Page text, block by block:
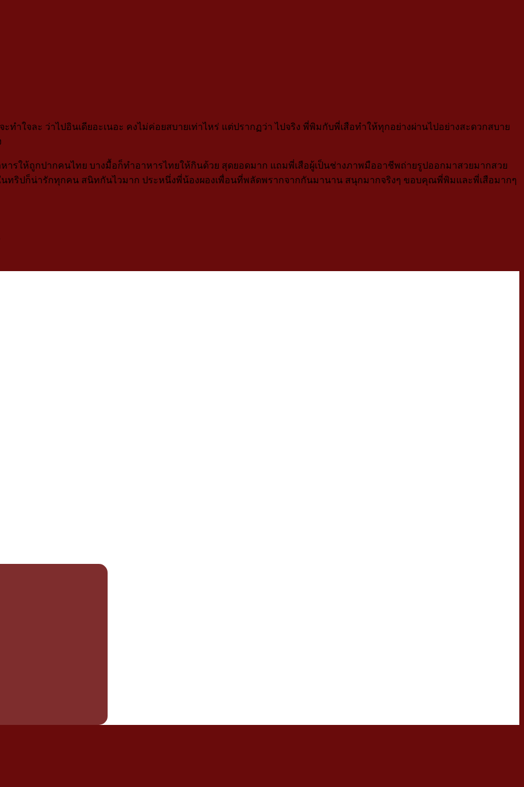
ทำใจละ ว่าไปอินเดียอะเนอะ คงไม่ค่อยสบายเท่าไหร่ แต่ปรากฏว่า ไปจริง พี่พิมกับพี่เสือทำให้ทุกอย่างผ่านไปอย่างสะดวกสบาย
ารให้ถูกปากคนไทย บางมื้อก็ทำอาหารไทยให้กินด้วย สุดยอดมาก แถมพี่เสือผู้เป็นช่างภาพมืออาชีพถ่ายรูปออกมาสวยมากสวย
นทริปก็น่ารักทุกคน สนิทกันไวมาก ประหนึ่งพี่น้องผองเพื่อนที่พลัดพรากจากกันมานาน สนุกมากจริงๆ ขอบคุณพี่พิมและพี่เสือมากๆ